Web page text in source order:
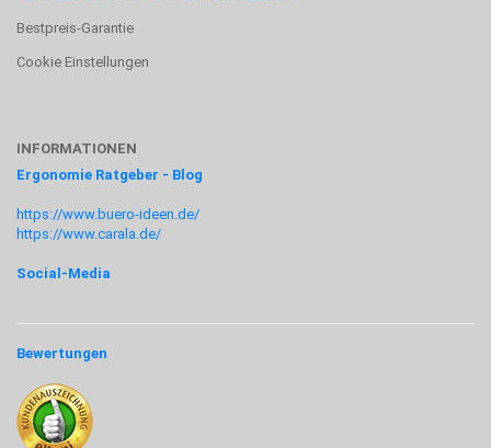
Bestpreis-Garantie
Cookie Einstellungen
INFORMATIONEN
Ergonomie Ratgeber - Blog
https://www.buero-ideen.de/
https://www.carala.de/
Social-Media
Bewertungen